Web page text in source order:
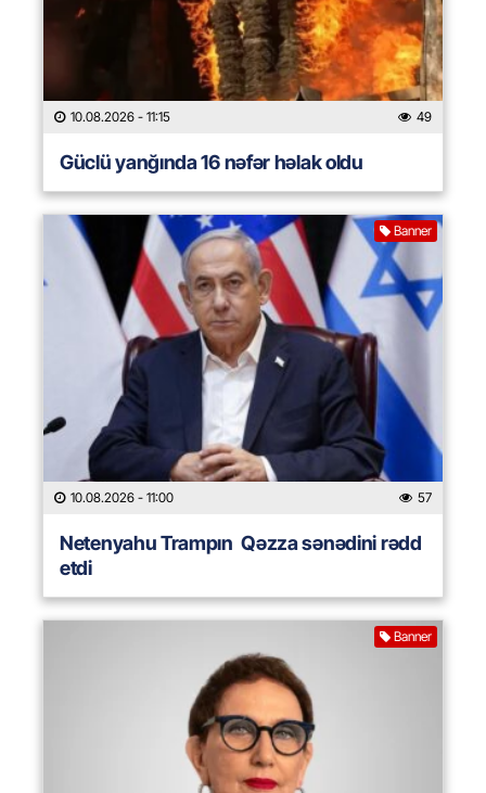
10.08.2026 - 11:15 49
Güclü yanğında 16 nəfər həlak oldu
Banner
10.08.2026 - 11:00 57
Netenyahu Trampın Qəzza sənədini rədd
etdi
Banner